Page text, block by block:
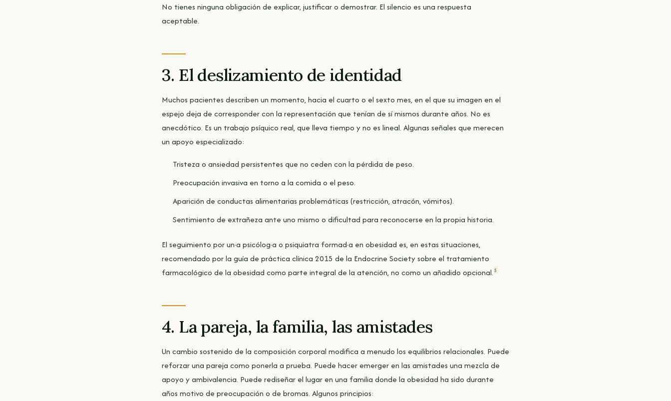
No tienes ninguna obligación de explicar, justificar o demostrar. El silencio es una respuesta
aceptable.
3. El deslizamiento de identidad
Muchos pacientes describen un momento, hacia el cuarto o el sexto mes, en el que su imagen en el
espejo deja de corresponder con la representación que tenían de sí mismos durante años. No es
anecdótico. Es un trabajo psíquico real, que lleva tiempo y no es lineal. Algunas señales que merecen
un apoyo especializado:
Tristeza o ansiedad persistentes que no ceden con la pérdida de peso.
Preocupación invasiva en torno a la comida o el peso.
Aparición de conductas alimentarias problemáticas (restricción, atracón, vómitos).
Sentimiento de extrañeza ante uno mismo o dificultad para reconocerse en la propia historia.
El seguimiento por un·a psicólog·a o psiquiatra formad·a en obesidad es, en estas situaciones,
recomendado por la guía de práctica clínica 2015 de la Endocrine Society sobre el tratamiento
farmacológico de la obesidad como parte integral de la atención, no como un añadido opcional. 5
4. La pareja, la familia, las amistades
Un cambio sostenido de la composición corporal modifica a menudo los equilibrios relacionales. Puede
reforzar una pareja como ponerla a prueba. Puede hacer emerger en las amistades una mezcla de
apoyo y ambivalencia. Puede rediseñar el lugar en una familia donde la obesidad ha sido durante
años motivo de preocupación o de bromas. Algunos principios: